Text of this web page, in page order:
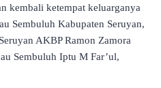
kembali ketempat keluarganya
Sembuluh Kabupaten Seruyan,
AKBP Ramon Zamora
Sembuluh Iptu M Far’ul,